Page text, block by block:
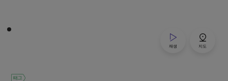
재생 지도
태그